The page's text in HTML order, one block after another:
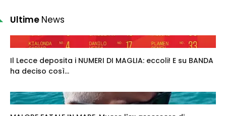
Ultime News
Il Lecce deposita i NUMERI DI MAGLIA: eccoli! E su BANDA
ha deciso così...